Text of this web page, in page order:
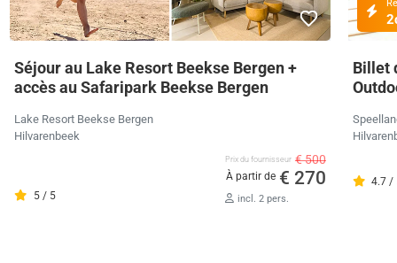
Séjour au Lake Resort Beekse Bergen +
accès au Safaripark Beekse Bergen
Lake Resort Beekse Bergen
Hilvarenbeek
5 / 5
Prix ​​du fournisseur € 500
À partir de € 270
incl. 2 pers.
Billet
4.7 /